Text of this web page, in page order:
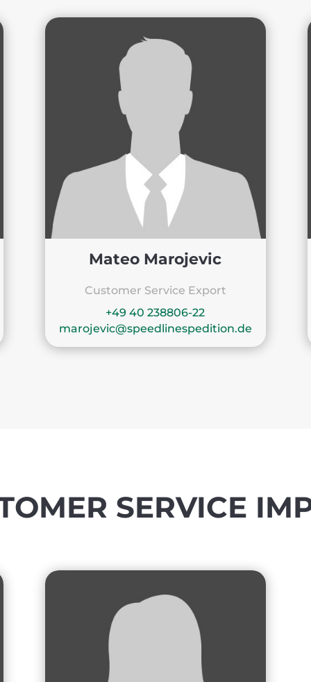
Mateo Marojevic
Customer Service Export
+49 40 238806-22
marojevic@speedlinespedition.de
SERVICE